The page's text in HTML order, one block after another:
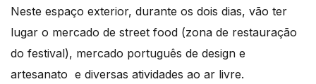
Neste espaço exterior, durante os dois dias, vão ter
lugar o mercado de street food (zona de restauração
do festival), mercado português de design e
artesanato e diversas atividades ao ar livre.